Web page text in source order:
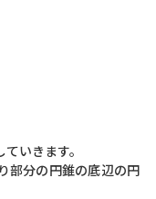
いきます。
部分の円錐の底辺の円